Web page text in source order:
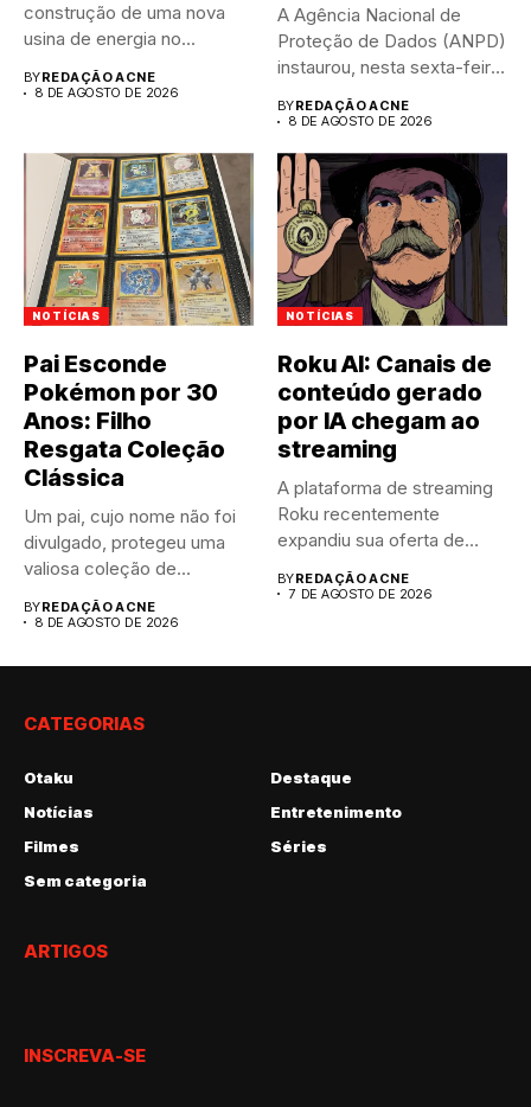
construção de uma nova
usina de energia no...
BYREDAÇÃO ACNE
8 DE AGOSTO DE 2026
A Agência Nacional de
Proteção de Dados (ANPD)
instaurou, nesta sexta-feira
BYREDAÇÃO ACNE
8 DE AGOSTO DE 2026
NOTÍCIAS
Pai Esconde
Pokémon por 30
Anos: Filho
Resgata Coleção
Clássica
Um pai, cujo nome não foi
divulgado, protegeu uma
valiosa coleção de...
BYREDAÇÃO ACNE
8 DE AGOSTO DE 2026
NOTÍCIAS
Roku AI: Canais de
conteúdo gerado
por IA chegam ao
streaming
A plataforma de streaming
Roku recentemente
expandiu sua oferta de
BYREDAÇÃO ACNE
7 DE AGOSTO DE 2026
CATEGORIAS
Otaku
Destaque
Notícias
Entretenimento
Filmes
Séries
Sem categoria
ARTIGOS
INSCREVA-SE